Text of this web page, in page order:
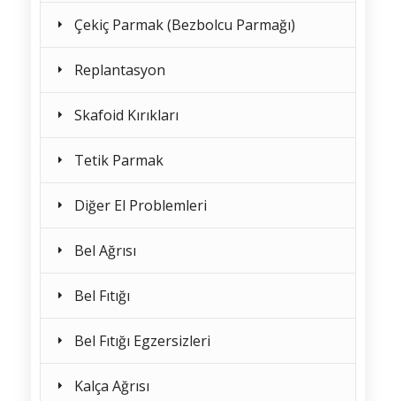
Çekiç Parmak (Bezbolcu Parmağı)
Replantasyon
Skafoid Kırıkları
Tetik Parmak
Diğer El Problemleri
Bel Ağrısı
Bel Fıtığı
Bel Fıtığı Egzersizleri
Kalça Ağrısı